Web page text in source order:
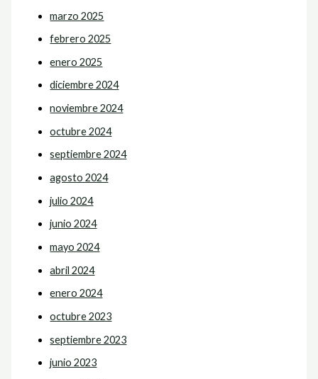
marzo 2025
febrero 2025
enero 2025
diciembre 2024
noviembre 2024
octubre 2024
septiembre 2024
agosto 2024
julio 2024
junio 2024
mayo 2024
abril 2024
enero 2024
octubre 2023
septiembre 2023
junio 2023